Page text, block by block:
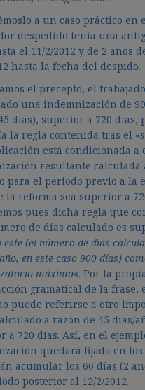
a un caso práctico en
despedido tenía una
el 11/2/2012 y de 2 años
hasta la fecha del despido.
el precepto, el
una indemnización de
días), superior a 720 días,
la regla contenida tras el «
está condicionada a
resultante calculada
para el periodo previo a la
la reforma sea superior a
pues dicha regla que
de días calculado es
(el número de días
en este caso 900 días)
máximo«. Por la propia
gramatical de la frase,
puede referirse a otro
a razón de 45 días/
a 720 días. Así, en el
quedará fijada en los
acumular los 66 días (2
posterior al 12/2/2012.